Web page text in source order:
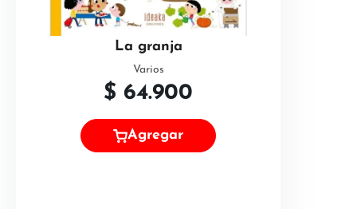
La granja
Varios
$ 64.900
Agregar